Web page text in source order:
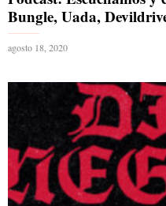
Bungle, Uada,
agosto 18, 2020